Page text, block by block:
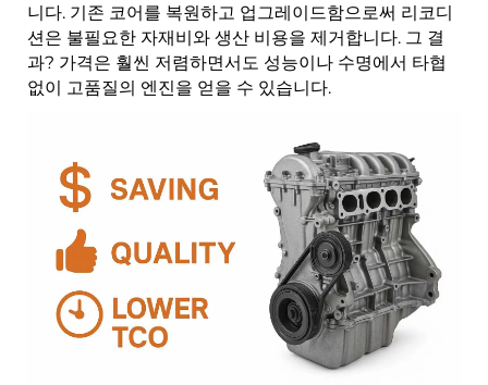
니다. 기존 코어를 복원하고 업그레이드함으로써 리코디
션은 불필요한 자재비와 생산 비용을 제거합니다. 그 결
과? 가격은 훨씬 저렴하면서도 성능이나 수명에서 타협
없이 고품질의 엔진을 얻을 수 있습니다.